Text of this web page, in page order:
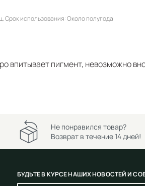
Срок использования Около полугода
пигмент, невозможно
Не понравился товар?
Возврат в течение 14 дней!
БУДЬТЕ В КУРСЕ НАШИХ НОВОСТЕЙ И